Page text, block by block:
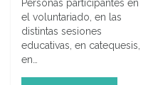
Personas participantes en
el voluntariado, en las
distintas sesiones
educativas, en catequesis,
en…